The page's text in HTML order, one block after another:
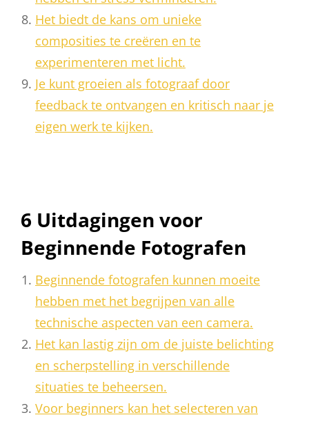
Het biedt de kans om unieke
composities te creëren en te
experimenteren met licht.
Je kunt groeien als fotograaf door
feedback te ontvangen en kritisch naar je
eigen werk te kijken.
6 Uitdagingen voor
Beginnende Fotografen
Beginnende fotografen kunnen moeite
hebben met het begrijpen van alle
technische aspecten van een camera.
Het kan lastig zijn om de juiste belichting
en scherpstelling in verschillende
situaties te beheersen.
Voor beginners kan het selecteren van